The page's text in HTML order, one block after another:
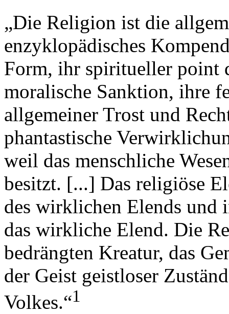
„Die Religion ist die
enzyklopädisches
Form, ihr spiritueller point
moralische Sanktion, ihre
allgemeiner Trost und
phantastische
weil das menschliche
besitzt. [...] Das religiöse
des wirklichen Elends und
das wirkliche Elend. Die
bedrängten Kreatur, das
der Geist geistloser
Volkes.“1